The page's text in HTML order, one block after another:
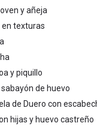
y añeja
en texturas
y piquillo
de huevo
de Duero con
hijas y huevo castreño